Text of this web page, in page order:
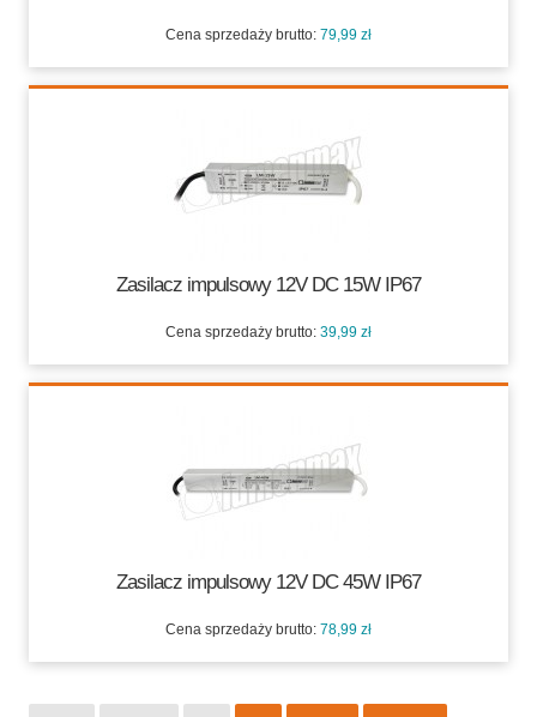
Cena sprzedaży brutto: 79,99 zł
79,99 zł
Zasilacz impulsowy 12V DC 15W IP67
Cena sprzedaży brutto: 39,99 zł
39,99 zł
Zasilacz impulsowy 12V DC 45W IP67
Cena sprzedaży brutto: 78,99 zł